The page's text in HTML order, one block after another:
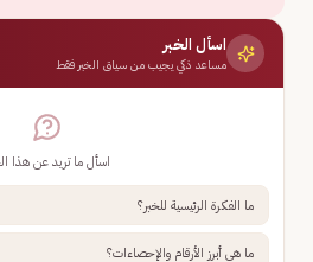
اسأل الخبر
مساعد ذكي يجيب من سياق الخبر فقط
اسأل ما تريد عن هذا
ما الفكرة الرئيسية للخبر؟
ما هي أبرز الأرقام والإحصاءات؟